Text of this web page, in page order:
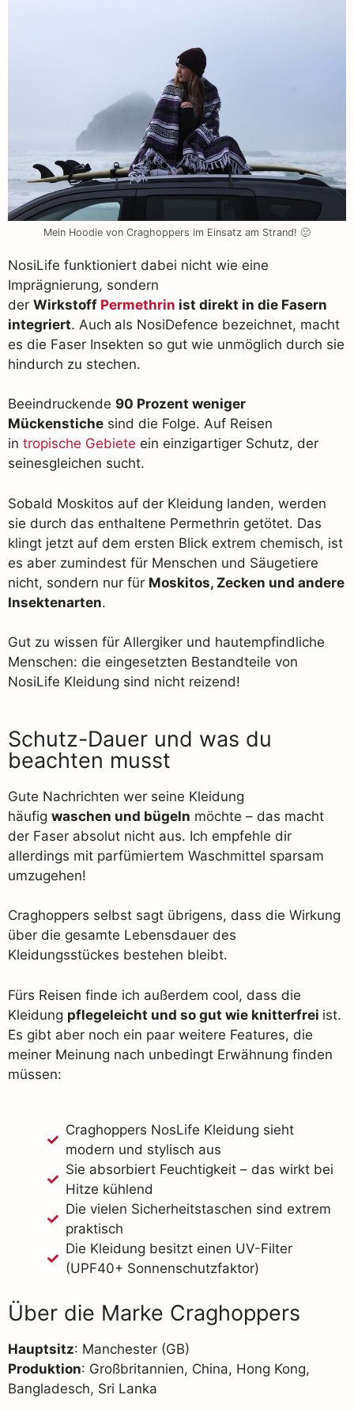
Mein Hoodie von Craghoppers im Einsatz am Strand! 🙂
NosiLife funktioniert dabei nicht wie eine
Imprägnierung, sondern
der Wirkstoff Permethrin ist direkt in die Fasern
integriert. Auch als NosiDefence bezeichnet, macht
es die Faser Insekten so gut wie unmöglich durch sie
hindurch zu stechen.
Beeindruckende 90 Prozent weniger
Mückenstiche sind die Folge. Auf Reisen
in tropische Gebiete ein einzigartiger Schutz, der
seinesgleichen sucht.
Sobald Moskitos auf der Kleidung landen, werden
sie durch das enthaltene Permethrin getötet. Das
klingt jetzt auf dem ersten Blick extrem chemisch, ist
es aber zumindest für Menschen und Säugetiere
nicht, sondern nur für Moskitos, Zecken und andere
Insektenarten.
Gut zu wissen für Allergiker und hautempfindliche
Menschen: die eingesetzten Bestandteile von
NosiLife Kleidung sind nicht reizend!
Schutz-Dauer und was du
beachten musst
Gute Nachrichten wer seine Kleidung
häufig waschen und bügeln möchte – das macht
der Faser absolut nicht aus. Ich empfehle dir
allerdings mit parfümiertem Waschmittel sparsam
umzugehen!
Craghoppers selbst sagt übrigens, dass die Wirkung
über die gesamte Lebensdauer des
Kleidungsstückes bestehen bleibt.
Fürs Reisen finde ich außerdem cool, dass die
Kleidung pflegeleicht und so gut wie knitterfrei ist.
Es gibt aber noch ein paar weitere Features, die
meiner Meinung nach unbedingt Erwähnung finden
müssen:
Craghoppers NosLife Kleidung sieht
modern und stylisch aus
Sie absorbiert Feuchtigkeit – das wirkt bei
Hitze kühlend
Die vielen Sicherheitstaschen sind extrem
praktisch
Die Kleidung besitzt einen UV-Filter
(UPF40+ Sonnenschutzfaktor)
Über die Marke Craghoppers
Hauptsitz: Manchester (GB)
Produktion: Großbritannien, China, Hong Kong,
Bangladesch, Sri Lanka